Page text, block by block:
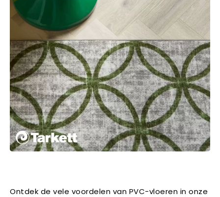
Ontdek de vele voordelen van PVC-vloeren in onze